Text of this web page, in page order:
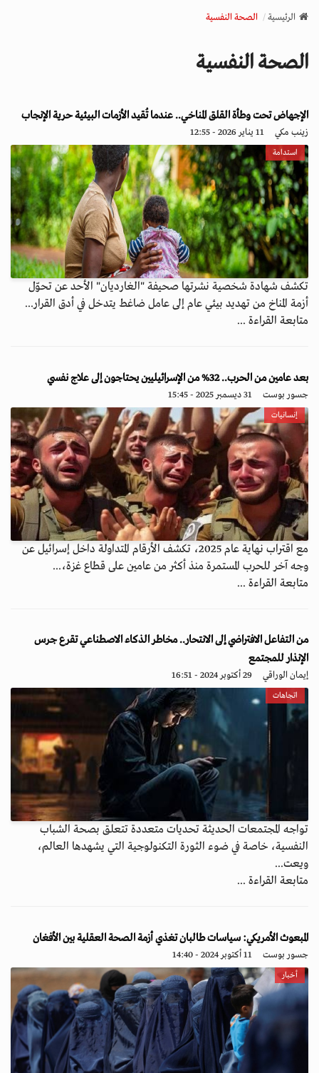
v
a
o
n
الرئيسية الصحة النفسية
الصحة النفسية
الإجهاض تحت وطأة القلق المناخي.. عندما تُقيد الأزمات البيئية حرية الإنجاب
زينب مكي 11 يناير 2026 - 12:55
استدامة
تكشف شهادة شخصية نشرتها صحيفة "الغارديان" الأحد عن تحوّل
أزمة المناخ من تهديد بيئي عام إلى عامل ضاغط يتدخل في أدق القرار...
متابعة القراءة ...
بعد عامين من الحرب.. 32% من الإسرائيليين يحتاجون إلى علاج نفسي
جسور بوست 31 ديسمبر 2025 - 15:45
إنسانيات
مع اقتراب نهاية عام 2025، تكشف الأرقام المتداولة داخل إسرائيل عن
وجه آخر للحرب المستمرة منذ أكثر من عامين على قطاع غزة،...
متابعة القراءة ...
من التفاعل الافتراضي إلى الانتحار.. مخاطر الذكاء الاصطناعي تقرع جرس
الإنذار للمجتمع
إيمان الوراقي 29 أكتوبر 2024 - 16:51
اتجاهات
تواجه المجتمعات الحديثة تحديات متعددة تتعلق بصحة الشباب
النفسية، خاصة في ضوء الثورة التكنولوجية التي يشهدها العالم،
ويعت...
متابعة القراءة ...
المبعوث الأمريكي: سياسات طالبان تغذي أزمة الصحة العقلية بين الأفغان
جسور بوست 11 أكتوبر 2024 - 14:40
أخبار